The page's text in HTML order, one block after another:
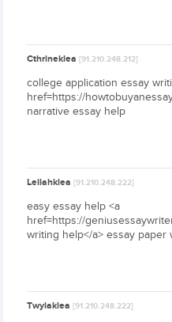
Cthrineklea[91.210.248.212]
college application essay
href=https://
narrative essay help
Leilahklea[91.210.248.222]
easy essay help <a
href=https://
writing help</a> essay paper
Twylaklea[91.210.248.222]